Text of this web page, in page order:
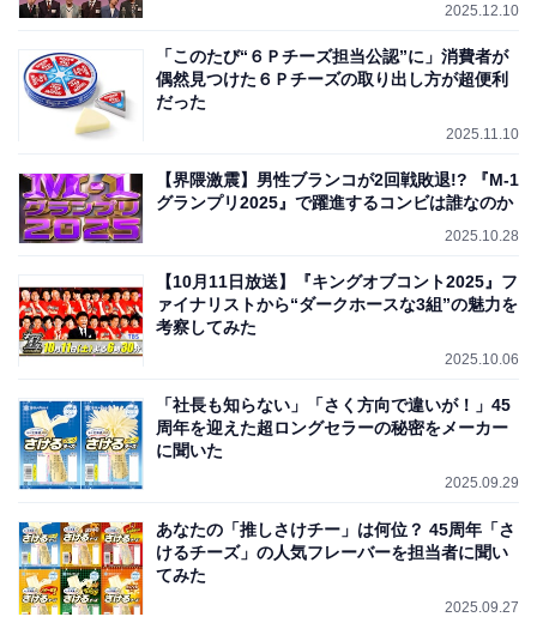
2025.12.10
「このたび“６Ｐチーズ担当公認”に」消費者が
偶然見つけた６Ｐチーズの取り出し方が超便利
だった
2025.11.10
【界隈激震】男性ブランコが2回戦敗退!? 『M-1
グランプリ2025』で躍進するコンビは誰なのか
2025.10.28
【10月11日放送】『キングオブコント2025』フ
ァイナリストから“ダークホースな3組”の魅力を
考察してみた
2025.10.06
「社長も知らない」「さく方向で違いが！」45
周年を迎えた超ロングセラーの秘密をメーカー
に聞いた
2025.09.29
あなたの「推しさけチー」は何位？ 45周年「さ
けるチーズ」の人気フレーバーを担当者に聞い
てみた
2025.09.27